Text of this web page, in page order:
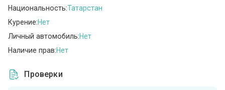
Национальность:Татарстан
Курение:Нет
Личный автомобиль:Нет
Наличие прав:Нет
Проверки